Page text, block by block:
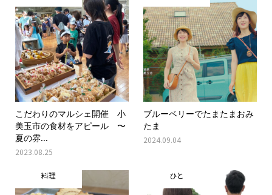
こだわりのマルシェ開催 小
美玉市の食材をアピール 〜
夏の雰...
2023.08.25
ブルーベリーでたまたまおみ
たま
2024.09.04
料理 ひと